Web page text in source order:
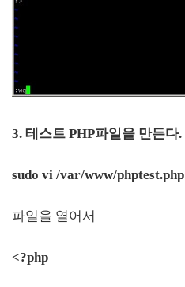
3. 테스트 PHP파일을 만든다.
sudo vi /var/www/phptest.php
파일을 열어서
<?php